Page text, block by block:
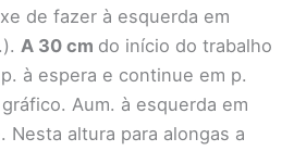
de fazer à esquerda em
A 30 cm do início do trabalho
à espera e continue em p.
Aum. à esquerda em
Nesta altura para alongas a